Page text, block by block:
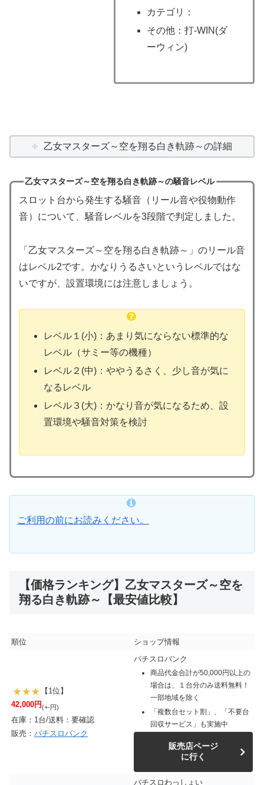
カテゴリ：
その他：打-WIN(ダ
ーウィン)
乙女マスターズ～空を翔る白き軌跡～の詳細
乙女マスターズ～空を翔る白き軌跡～の騒音レベル
スロット台から発生する騒音（リール音や役物動作
音）について、騒音レベルを3段階で判定しました。
「乙女マスターズ～空を翔る白き軌跡～」のリール音
はレベル2です。かなりうるさいというレベルではな
いですが、設置環境には注意しましょう。
レベル１(小)：あまり気にならない標準的な
レベル（サミー等の機種）
レベル２(中)：ややうるさく、少し音が気に
なるレベル
レベル３(大)：かなり音が気になるため、設
置環境や騒音対策を検討
ご利用の前にお読みください。
【価格ランキング】乙女マスターズ～空を
翔る白き軌跡～【最安値比較】
順位 ショップ情報
【1位】
42,000円(+-円)
在庫：1台/送料：要確認
販売： パチスロバンク
パチスロバンク
商品代金合計が50,000円以上の
場合は、１台分のみ送料無料！
一部地域を除く
「複数台セット割」、「不要台
回収サービス」も実施中
販売店ページ
に行く
パチスロわっしょい